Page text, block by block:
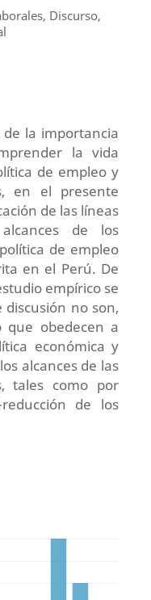
Discurso,
la importancia
la vida
de empleo y
en el presente
de las líneas
de los
de empleo
en el Perú. De
empírico se
no son,
que obedecen a
económica y
alcances de las
tales como por
de los